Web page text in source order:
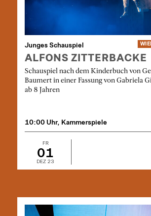
Junges Schauspiel
ALFONS ZITTERBACKE
Schauspiel nach dem Kinderbuch von
Baumert in einer Fassung von Gabriela
ab 8 Jahren
10:00 Uhr, Kammerspiele
FR
01
DEZ 23